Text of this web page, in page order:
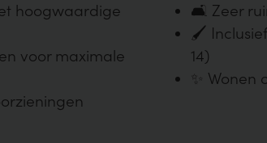
hoogwaardige
voor maximale
🛋️ Zeer
🖌️
14)
✨